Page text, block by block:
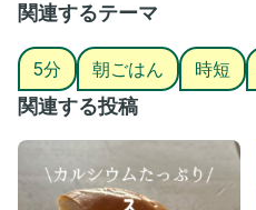
関連するテーマ
5分 朝ごはん 時短
関連する投稿